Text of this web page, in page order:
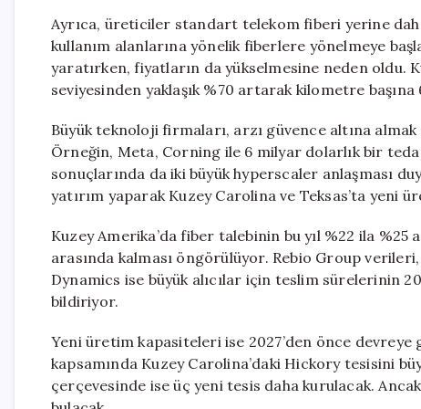
Ayrıca, üreticiler standart telekom fiberi yerine
kullanım alanlarına yönelik fiberlere yönelmeye
yaratırken, fiyatların da yükselmesine neden oldu.
seviyesinden yaklaşık %70 artarak kilometre başına
Büyük teknoloji firmaları, arzı güvence altına
Örneğin, Meta, Corning ile 6 milyar dolarlık bir
sonuçlarında da iki büyük hyperscaler anlaşması
yatırım yaparak Kuzey Carolina ve Teksas’ta yeni
Kuzey Amerika’da fiber talebinin bu yıl %22 ila %25
arasında kalması öngörülüyor. Rebio Group
Dynamics ise büyük alıcılar için teslim sürelerinin 20
bildiriyor.
Yeni üretim kapasiteleri ise 2027’den önce
kapsamında Kuzey Carolina’daki Hickory tesisini
çerçevesinde ise üç yeni tesis daha kurulacak.